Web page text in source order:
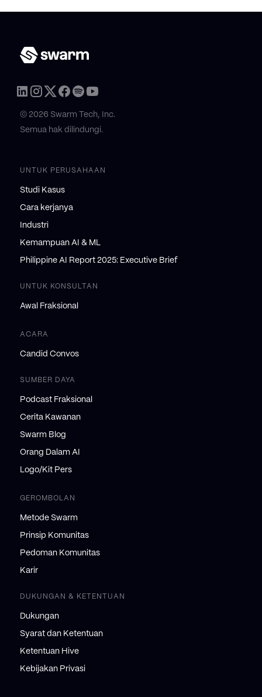
© 2026 Swarm Tech, Inc.
Semua hak dilindungi.
UNTUK PERUSAHAAN
Studi Kasus
Cara kerjanya
Industri
Kemampuan AI & ML
Philippine AI Report 2025: Executive Brief
UNTUK KONSULTAN
Awal Fraksional
ACARA
Candid Convos
SUMBER DAYA
Podcast Fraksional
Cerita Kawanan
Swarm Blog
Orang Dalam AI
Logo/Kit Pers
GEROMBOLAN
Metode Swarm
Prinsip Komunitas
Pedoman Komunitas
Karir
DUKUNGAN & KETENTUAN
Dukungan
Syarat dan Ketentuan
Ketentuan Hive
Kebijakan Privasi